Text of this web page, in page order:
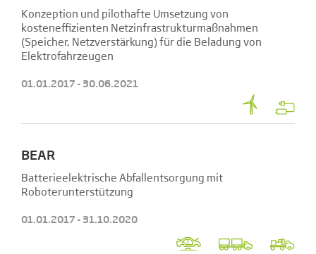
Konzeption und pilothafte Umsetzung von
kosteneffizienten Netzinfrastrukturmaßnahmen
(Speicher, Netzverstärkung) für die Beladung von
Elektrofahrzeugen
01.01.2017 - 30.06.2021
BEAR
Batterieelektrische Abfallentsorgung mit
Roboterunterstützung
01.01.2017 - 31.10.2020